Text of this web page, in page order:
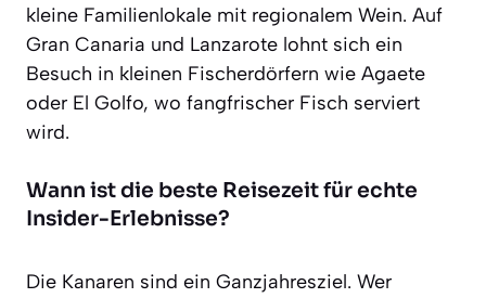
kleine Familienlokale mit regionalem Wein. Auf
Gran Canaria und Lanzarote lohnt sich ein
Besuch in kleinen Fischerdörfern wie Agaete
oder El Golfo, wo fangfrischer Fisch serviert
wird.
Wann ist die beste Reisezeit für echte
Insider-Erlebnisse?
Die Kanaren sind ein Ganzjahresziel. Wer